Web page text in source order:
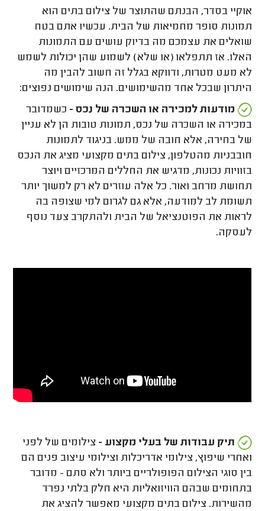
אוקיי בסדר, הבנתם שהתוצר של צילום בתים הוא
תמונות סופר מחמיאות של הבית. עכשיו אתם בטח
שואלים את עצמכם מה בדיוק עושים עם התמונות
האלו. אז תתפלאו (או שלא) לשמוע שהן יכולות לשמש
לא מעט מטרות, ודווקא בגלל זה חשוב להבין מה
היתרון שבכל אחד מהשימושים. הנה שימושים נפוצים:
מודעות למכירה או השכרה של נכס - כשמדובר
במכירה או השכרה של נכס, תמונות טובות הן לא עניין
של בחירה, אלא חובה של ממש. בניגוד לתמונות
חובבניות מהטלפון, צילום בתים מקצועי מציג את הנכס
בזוויות נכונות, מדגיש את החללים המרכזיים ויוצר
תחושת מרחב ואור. כל אלה עוזרים לא רק למשוך יותר
תשומת לב למודעה, אלא גם לגרום למי שצופה בה
לראות את הפוטנציאל של הבית ולהתקרב צעד נוסף
לעסקה.
תיק עבודות של בעלי מקצוע - צילומים של לפני
ואחרי שיפוץ, צילומי אדריכלות וצילומי עיצוב פנים הם
בין סוגי הצילום הפופולריים ביותר ולא סתם - מדובר
בתחומים שבהם הוויזואליות היא חלק בלתי נפרד
מהשירות. צילום בתים מקצועי מאפשר להציג את